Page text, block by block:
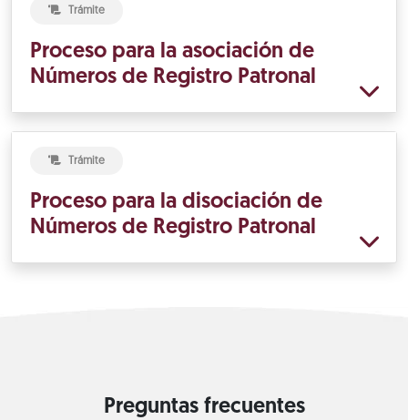
Trámite
Proceso para la asociación de
Números de Registro Patronal
Trámite
Proceso para la disociación de
Números de Registro Patronal
Preguntas frecuentes